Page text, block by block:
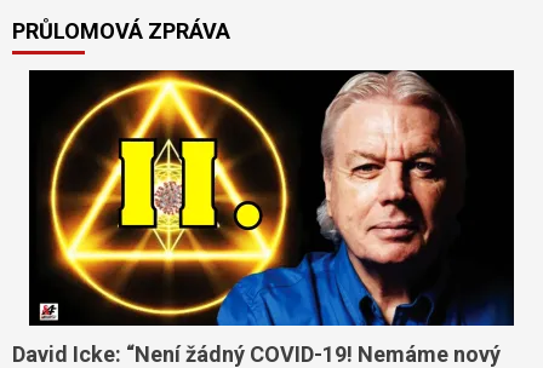
PRŮLOMOVÁ ZPRÁVA
David Icke: “Není žádný COVID-19! Nemáme nový